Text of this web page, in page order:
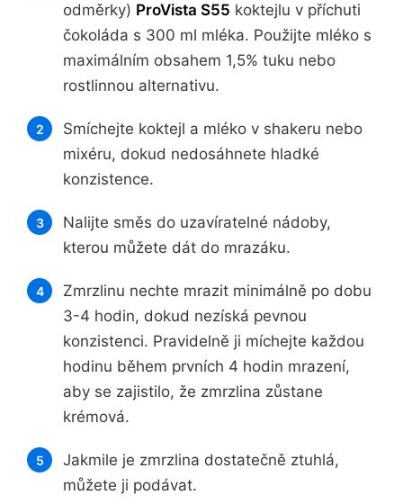
odměrky) ProVista S55 koktejlu v příchuti
čokoláda s 300 ml mléka. Použijte mléko s
maximálním obsahem 1,5% tuku nebo
rostlinnou alternativu.
Smíchejte koktejl a mléko v shakeru nebo
mixéru, dokud nedosáhnete hladké
konzistence.
Nalijte směs do uzavíratelné nádoby,
kterou můžete dát do mrazáku.
Zmrzlinu nechte mrazit minimálně po dobu
3-4 hodin, dokud nezíská pevnou
konzistenci. Pravidelně ji míchejte každou
hodinu během prvních 4 hodin mrazení,
aby se zajistilo, že zmrzlina zůstane
krémová.
Jakmile je zmrzlina dostatečně ztuhlá,
můžete ji podávat.